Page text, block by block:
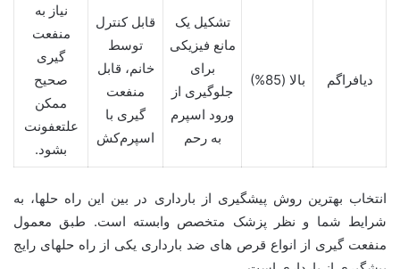
دیافراگم بالا (85%)
تشکیل یک
مانع فیزیکی
برای
جلوگیری از
ورود اسپرم
به رحم
قابل کنترل
توسط
خانم، قابل
منفعت
گیری با
اسپرم‌کش
نیاز به
منفعت
گیری
صحیح
ممکن
علتعفونت
بشود.
انتخاب بهترین روش پیشگیری از بارداری در بین این راه حلها، به
شرایط شما و نظر پزشک متخصص وابسته است. طبق معمول
منفعت گیری از انواع قرص های ضد بارداری یکی از راه حلهای رایج